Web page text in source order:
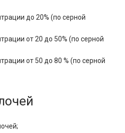
до 20% (по серной
от 20 до 50% (по серной
от 50 до 80 % (по серной